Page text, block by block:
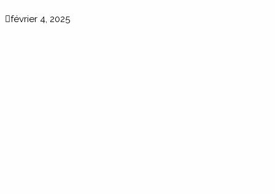
février 4, 2025